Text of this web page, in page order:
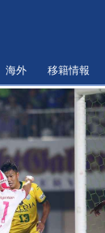
海外 移籍情報